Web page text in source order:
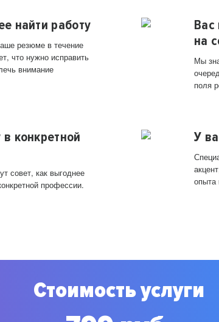
найти работу
резюме в течение
что нужно исправить
внимание
Вас
на
Мы
поля
конкретной
совет, как выгоднее
профессии.
У
опыта
Стоимость услуги